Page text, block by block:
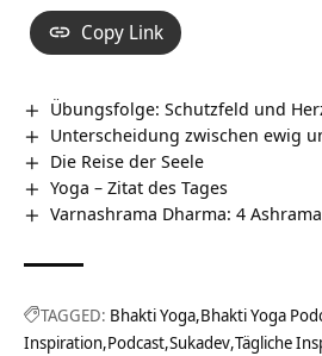
Copy Link
Übungsfolge: Schutzfeld und
Unterscheidung zwischen ewig
Die Reise der Seele
Yoga – Zitat des Tages
Varnashrama Dharma: 4
TAGGED: Bhakti Yoga Bhakti Yoga
Inspiration Podcast Sukadev Tägliche